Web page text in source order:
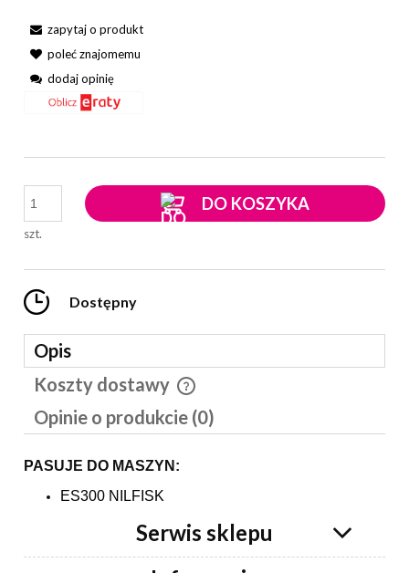
zapytaj o produkt
poleć znajomemu
dodaj opinię
szt.
DO KOSZYKA
Dostępny
Opis
Koszty dostawy
Cena nie zawiera ewentualnych kosztów płatności
Opinie o produkcie (0)
PASUJE DO MASZYN:
ES300 NILFISK
Serwis sklepu